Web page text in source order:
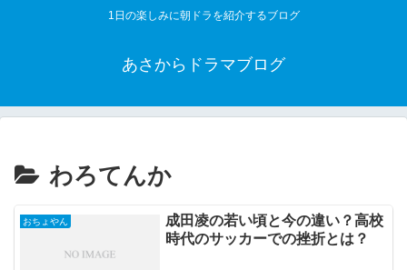
1日の楽しみに朝ドラを紹介するブログ
あさからドラマブログ
わろてんか
おちょやん
成田凌の若い頃と今の違い？高校
時代のサッカーでの挫折とは？